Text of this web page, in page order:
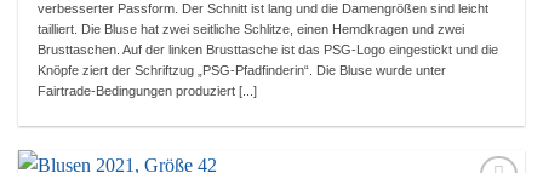
verbesserter Passform. Der Schnitt ist lang und die Damengrößen sind leicht
tailliert. Die Bluse hat zwei seitliche Schlitze, einen Hemdkragen und zwei
Brusttaschen. Auf der linken Brusttasche ist das PSG-Logo eingestickt und die
Knöpfe ziert der Schriftzug „PSG-Pfadfinderin“. Die Bluse wurde unter
Fairtrade-Bedingungen produziert [...]